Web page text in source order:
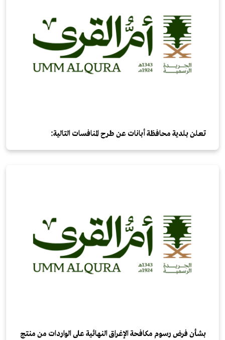
تعلن بلدية محافظة أبانات عن طرح المنافسات التالية:
بشأن فرض رسوم مكافحة الإغراق النهائية على الواردات من منتج